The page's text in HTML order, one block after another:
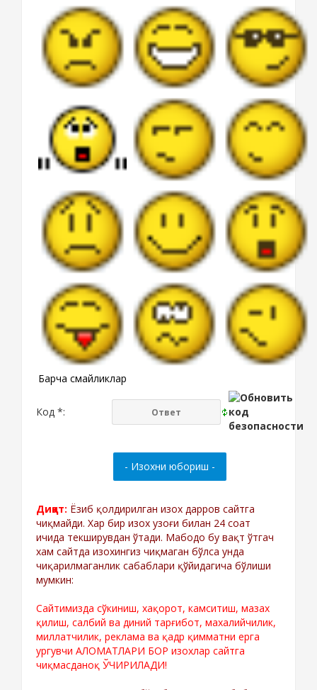
Барча смайликлар
Код *:
Диққат: Ёзиб қолдирилган изох дарров сайтга
чиқмайди. Хар бир изох узоғи билан 24 соат
ичида текширувдан ўтади. Мабодо бу вақт ўтгач
хам сайтда изохингиз чиқмаган бўлса унда
чиқарилмаганлик сабаблари қўйидагича бўлиши
мумкин:
Сайтимизда сўкиниш, хақорот, камситиш, мазах
қилиш, салбий ва диний тарғибот, махалийчилик,
миллатчилик, реклама ва қадр қимматни ерга
ургувчи АЛОМАТЛАРИ БОР изохлар сайтга
чиқмасданоқ ЎЧИРИЛАДИ!